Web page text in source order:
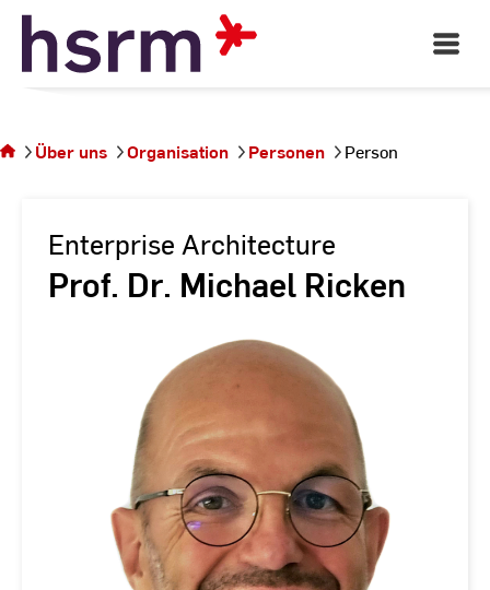
Skip
Content
Open
Main
sich auf
der
Über uns Organisation Personen Person
Enterprise Architecture
Prof. Dr. Michael Ricken